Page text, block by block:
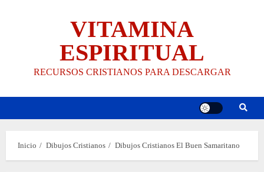
VITAMINA
ESPIRITUAL
RECURSOS CRISTIANOS PARA DESCARGAR
Inicio Dibujos Cristianos Dibujos Cristianos El Buen Samaritano